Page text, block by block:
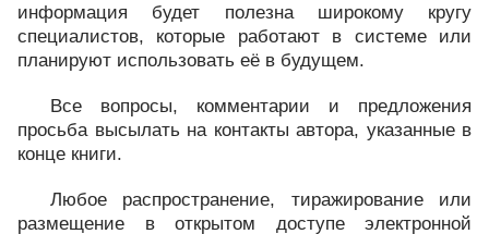
информация будет полезна широкому кругу
специалистов, которые работают в системе или
планируют использовать её в будущем.
Все вопросы, комментарии и предложения
просьба высылать на контакты автора, указанные в
конце книги.
Любое распространение, тиражирование или
размещение в открытом доступе электронной